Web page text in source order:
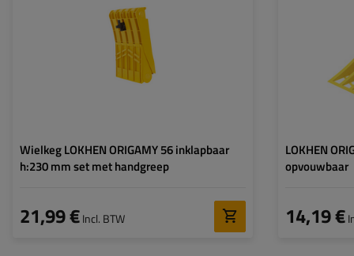
Wielkeg LOKHEN ORIGAMY 56 inklapbaar
h:230 mm set met handgreep
21,99 €Incl. BTW
Aanhangwagens
vrachtvoertuigen
Bouwmachines
Landbouwmachines
472 mm
199 mm
LOKHEN
opvouwbaar
14,19 €